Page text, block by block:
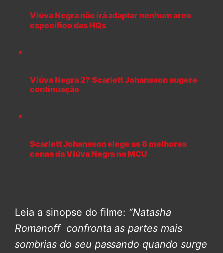
Viúva Negra não irá adaptar nenhum arco
específico das HQs
Viúva Negra 2? Scarlett Johansson sugere
continuação
Scarlett Johansson elege as 8 melhores
cenas da Viúva Negra no MCU
Leia a sinopse do filme: “Natasha
Romanoff confronta as partes mais
sombrias do seu passando quando surge